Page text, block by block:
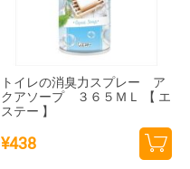
トイレの消臭力スプレー ア
クアソープ ３６５ＭＬ 【 エ
ステー 】
¥438